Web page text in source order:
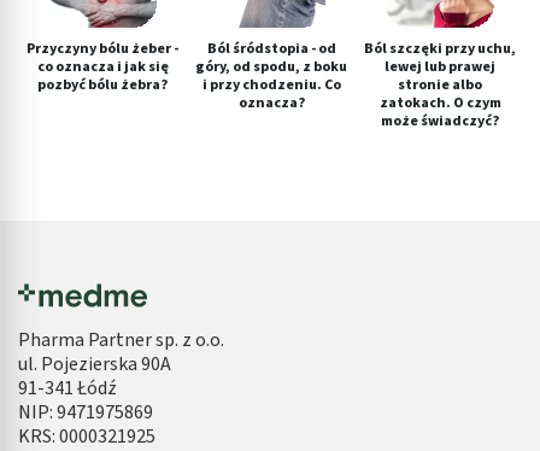
Przyczyny bólu żeber -
co oznacza i jak się
pozbyć bólu żebra?
Ból śródstopia - od
góry, od spodu, z boku
i przy chodzeniu. Co
oznacza?
Ból szczęki przy uchu,
lewej lub prawej
stronie albo
zatokach. O czym
może świadczyć?
Pharma Partner sp. z o.o.
ul. Pojezierska 90A
91-341 Łódź
NIP: 9471975869
KRS: 0000321925